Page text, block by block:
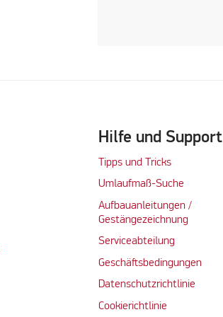
Hilfe und Support
Tipps und Tricks
Umlaufmaß-Suche
Aufbauanleitungen /
Gestängezeichnung
Serviceabteilung
Geschäftsbedingungen
Datenschutzrichtlinie
Cookierichtlinie